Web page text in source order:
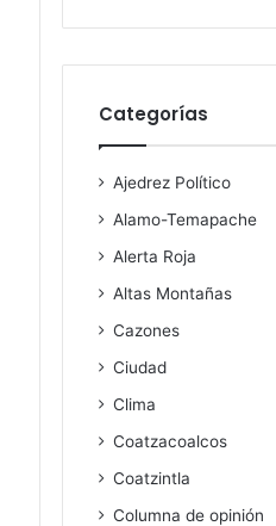
Categorías
Ajedrez Político
Alamo-Temapache
Alerta Roja
Altas Montañas
Cazones
Ciudad
Clima
Coatzacoalcos
Coatzintla
Columna de opinión